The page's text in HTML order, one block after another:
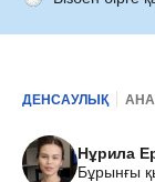
ДЕНСАУЛЫҚ
Нұрила
Бұрынғы